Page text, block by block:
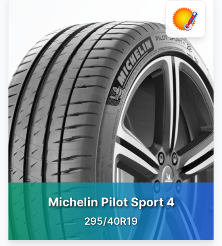
Michelin Pilot Sport 4
295/40R19